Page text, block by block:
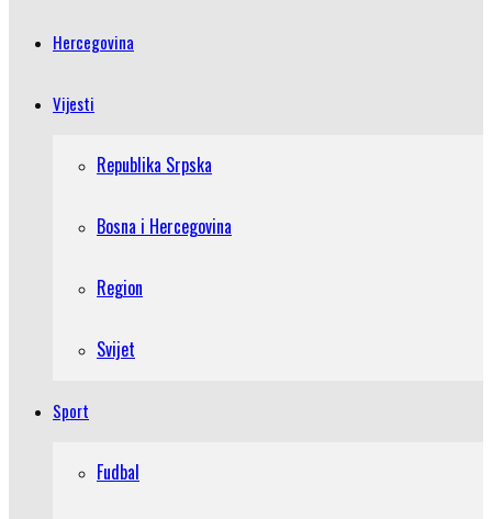
Hercegovina
Vijesti
Republika Srpska
Bosna i Hercegovina
Region
Svijet
Sport
Fudbal